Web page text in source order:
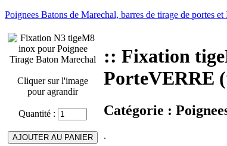
Poignees Batons de Marechal, barres de tirage de portes
Cliquer sur l'image
pour agrandir
Quantité :
:: Fixation
PorteVERRE
Catégorie :
.